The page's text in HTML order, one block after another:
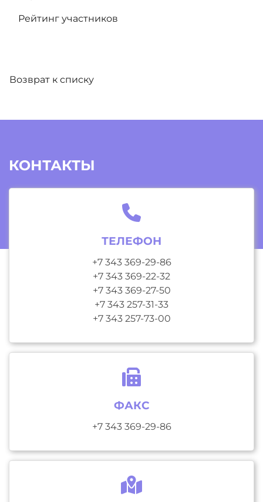
Рейтинг участников
Возврат к списку
КОНТАКТЫ
ТЕЛЕФОН
+7 343 369-29-86
+7 343 369-22-32
+7 343 369-27-50
+7 343 257-31-33
+7 343 257-73-00
ФАКС
+7 343 369-29-86